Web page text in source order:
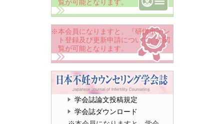
覧が可能となります。
※本会員になりますと、『研鑚ポイン
ト登録及び更新申請について』の閲
覧が可能となります。
学会誌論文投稿規定
学会誌ダウンロード